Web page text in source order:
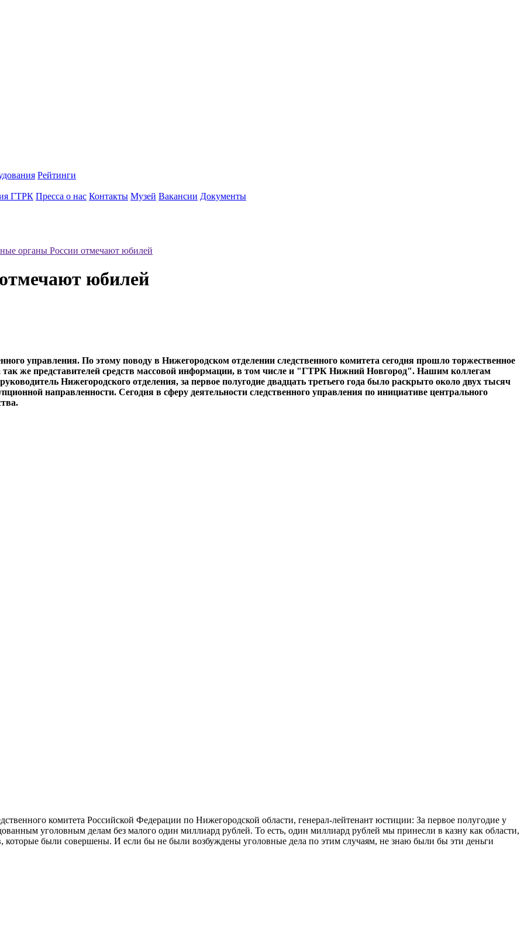
Рейтинги
ГТРК Пресса о нас Контакты Музей Вакансии Документы
органы России отмечают юбилей
юбилей
управления. По этому поводу в Нижегородском отделении следственного комитета сегодня прошло торжественное
же представителей средств массовой информации, в том числе и "ГТРК Нижний Новгород". Нашим коллегам
Нижегородского отделения, за первое полугодие двадцать третьего года было раскрыто около двух тысяч
направленности. Сегодня в сферу деятельности следственного управления по инициативе центрального
комитета Российской Федерации по Нижегородской области, генерал-лейтенант юстиции: За первое полугодие у
уголовным делам без малого один миллиард рублей. То есть, один миллиард рублей мы принесли в казну как области,
которые были совершены. И если бы не были возбуждены уголовные дела по этим случаям, не знаю были бы эти деньги